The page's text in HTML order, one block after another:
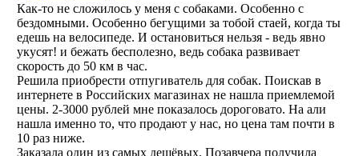
Как-то не сложилось у меня с собаками. Особенно с
бездомными. Особенно бегущими за тобой стаей, когда ты
едешь на велосипеде. И остановиться нельзя - ведь явно
укусят! и бежать бесполезно, ведь собака развивает
скорость до 50 км в час.
Решила приобрести отпугиватель для собак. Поискав в
интернете в Российских магазинах не нашла приемлемой
цены. 2-3000 рублей мне показалось дороговато. На али
нашла именно то, что продают у нас, но цена там почти в
10 раз ниже.
Заказала один из самых дешёвых. Позавчера получила